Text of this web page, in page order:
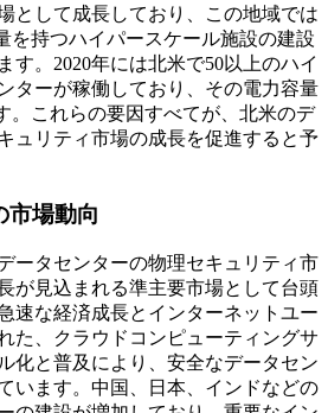
として成長しており、この地域では
を持つハイパースケール施設の建設
す。2020年には北米で50以上のハイ
ターが稼働しており、その電力容量
。これらの要因すべてが、北米のデ
ュリティ市場の成長を促進すると予
市場動向
ータセンターの物理セキュリティ市
が見込まれる準主要市場として台頭
速な経済成長とインターネットユー
た、クラウドコンピューティングサ
化と普及により、安全なデータセン
います。中国、日本、インドなどの